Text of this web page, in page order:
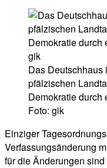
Das Deutschhaus
pfälzischen
Demokratie durch
Foto: gik
Einziger
Verfassungsänderung
für die Änderungen